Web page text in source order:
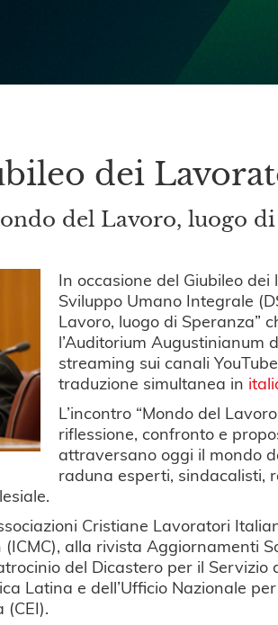
dei
del Lavoro, luogo di
In occasione del Giubileo
Sviluppo Umano Integrale
Lavoro, luogo di Speranza”
l’Auditorium Augustinianum
streaming sui canali
traduzione simultanea in
L’incontro “Mondo del
riflessione, confronto e
attraversano oggi il mondo
raduna esperti, sindacalisti,
Cristiane Lavoratori
alla rivista Aggiornamenti
del Dicastero per il
Latina e dell’Ufficio Nazionale